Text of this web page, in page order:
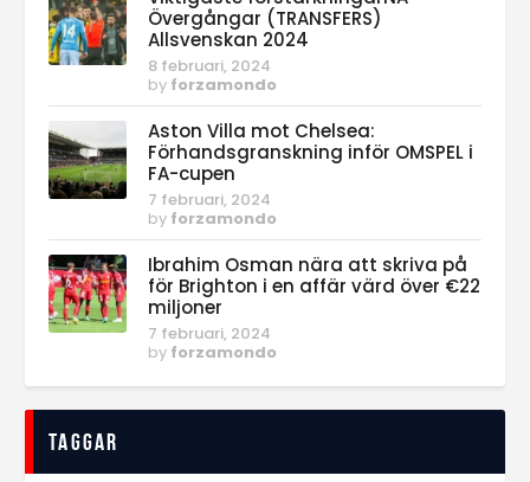
Övergångar (TRANSFERS)
Allsvenskan 2024
8 februari, 2024
by forzamondo
Aston Villa mot Chelsea:
Förhandsgranskning inför OMSPEL i
FA-cupen
7 februari, 2024
by forzamondo
Ibrahim Osman nära att skriva på
för Brighton i en affär värd över €22
miljoner
7 februari, 2024
by forzamondo
Taggar